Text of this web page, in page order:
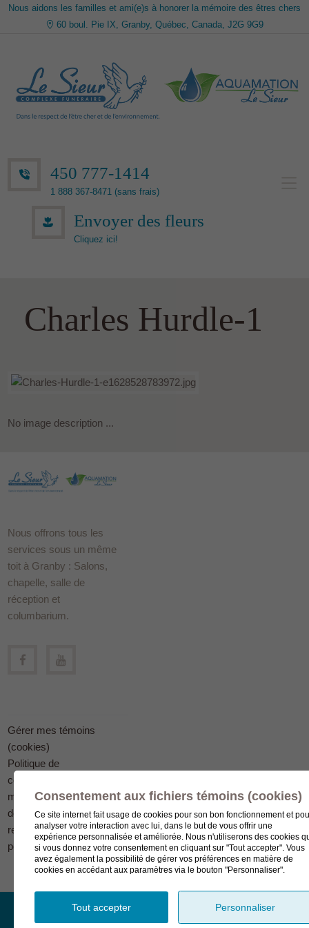
Nous aidons les familles et ami(e)s à honorer la mémoire des êtres chers
60 boul. Pie IX, Granby, Québec, Canada, J2G 9G9
450 777-1414
1 888 367-8471 (sans frais)
Envoyer des fleurs
Cliquez ici!
Charles Hurdle-1
No image description ...
Nous offrons tous les
services sous un même
toit à Granby : Salons,
chapelle, salle de
réception et
columbarium.
Gérer mes témoins
(cookies)
Politique de
confidentialité en
matière
de protection des
renseignements
personnels
© Complexe funéraire LeSieur 2023.
Consentement aux fichiers témoins (cookies)
Ce site internet fait usage de cookies pour son bon fonctionnement et
analyser votre interaction avec lui, dans le but de vous offrir une
expérience personnalisée et améliorée. Nous n'utiliserons des cookies
si vous donnez votre consentement en cliquant sur "Tout accepter". Vous
avez également la possibilité de gérer vos préférences en matière de
cookies en accédant aux paramètres via le bouton "Personnaliser".
Tout accepter Personnaliser